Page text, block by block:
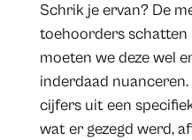
Schrik je ervan? De
toehoorders schatten
moeten we deze wel
inderdaad
cijfers uit een
wat er gezegd werd,